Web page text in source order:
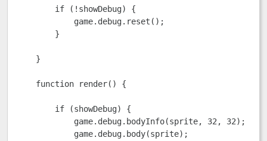
        if (!showDebug) {
            game.debug.reset();
        }
    }
    function render() {
        if (showDebug) {
            game.debug.bodyInfo(sprite, 32, 32);
            game.debug.body(sprite);